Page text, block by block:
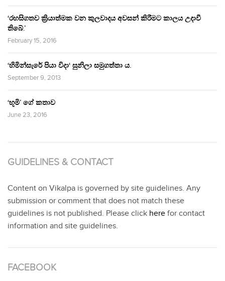
‘රහසිගතව ක්‍රියාත්මක වන කුලවාදය අවසන් කිරීමට කාලය උදාවී
තිබේ.’
February 15, 2016
‘හිමින්සැරේ පියා විදා‘ සුනිලා සමුගත්තා ය.
September 9, 2013
‘භූමි’ ගේ කතාව
June 23, 2016
GUIDELINES & CONTACT
Content on Vikalpa is governed by site guidelines. Any
submission or comment that does not match these
guidelines is not published. Please click here for contact
information and site guidelines.
FACEBOOK